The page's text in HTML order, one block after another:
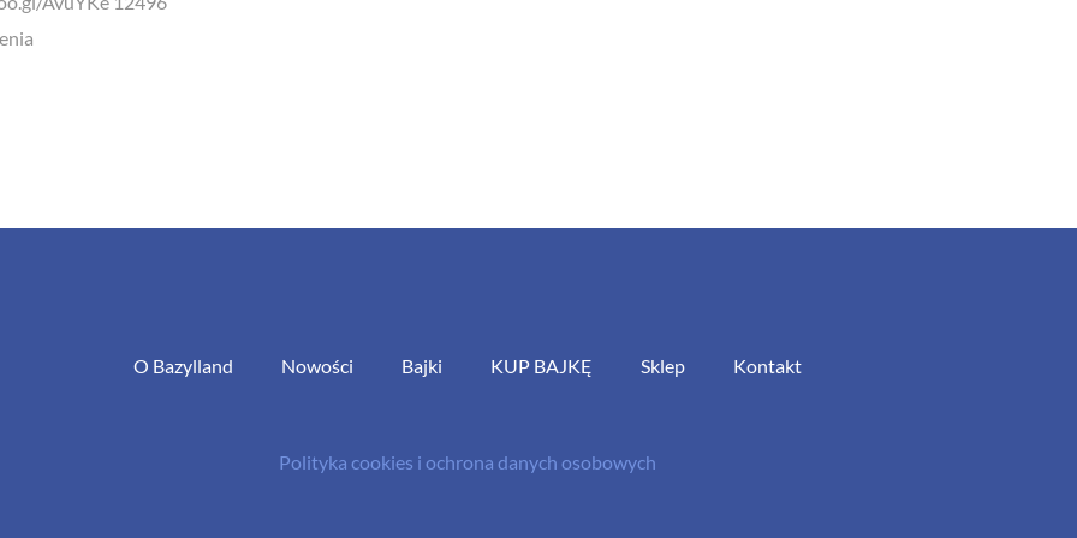
O Bazylland Nowości Bajki KUP BAJKĘ Sklep Kontakt
Polityka cookies i ochrona danych osobowych